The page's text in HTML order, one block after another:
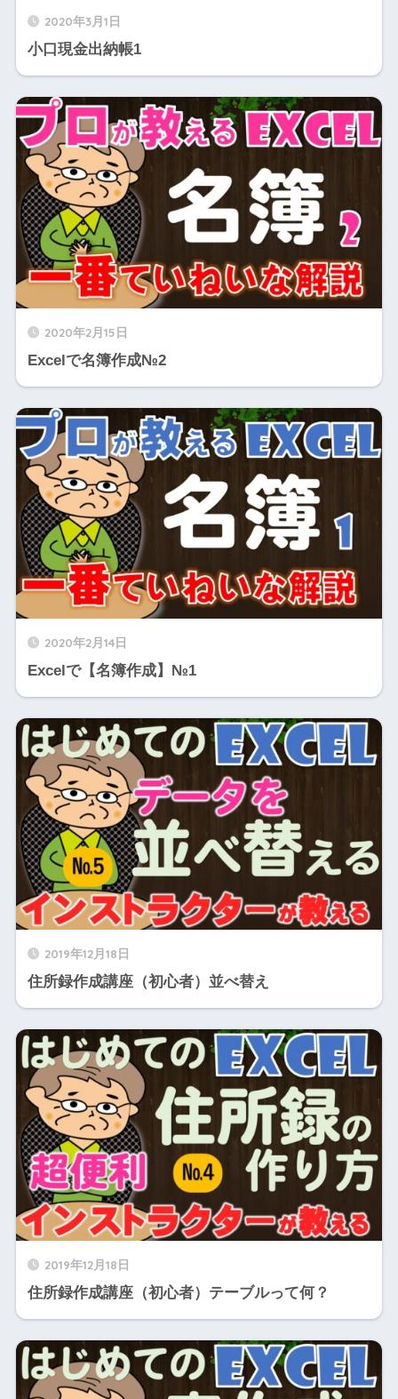
2020年3月1日
小口現金出納帳1
2020年2月15日
Excelで名簿作成№2
2020年2月14日
Excelで【名簿作成】№1
2019年12月18日
住所録作成講座（初心者）並べ替え
2019年12月18日
住所録作成講座（初心者）テーブルって何？